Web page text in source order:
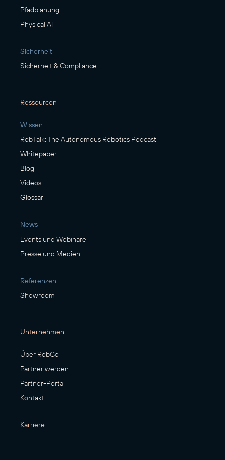
Pfadplanung
Physical AI
Sicherheit
Sicherheit & Compliance
Ressourcen
Wissen
RobTalk: The Autonomous Robotics Podcast
Whitepaper
Blog
Videos
Glossar
News
Events und Webinare
Presse und Medien
Referenzen
Showroom
Unternehmen
Über RobCo
Partner werden
Partner-Portal
Kontakt
Karriere